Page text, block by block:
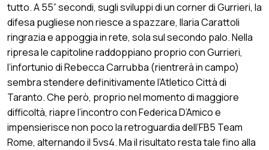
tutto. A 55” secondi, sugli sviluppi di un corner di Gurrieri, la
difesa pugliese non riesce a spazzare, Ilaria Carattoli
ringrazia e appoggia in rete, sola sul secondo palo. Nella
ripresa le capitoline raddoppiano proprio con Gurrieri,
l’infortunio di Rebecca Carrubba (rientrerà in campo)
sembra stendere definitivamente l’Atletico Città di
Taranto. Che però, proprio nel momento di maggiore
difficoltà, riapre l’incontro con Federica D’Amico e
impensierisce non poco la retroguardia dell’FB5 Team
Rome, alternando il 5vs4. Ma il risultato resta tale fino alla